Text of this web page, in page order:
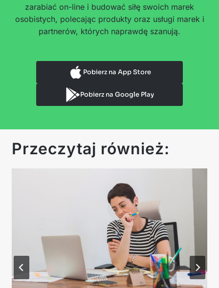
zarabiać on-line i budować siłę swoich marek
osobistych, polecając produkty oraz usługi marek i
partnerów, których naprawdę szanują.
Pobierz na App Store
Pobierz na Google Play
Przeczytaj również: